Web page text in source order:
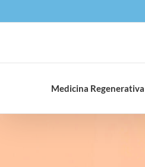
al
Medicina Regenerativa